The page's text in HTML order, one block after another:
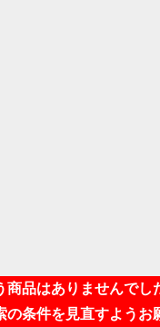
品はありませんでし
の条件を見直すようお